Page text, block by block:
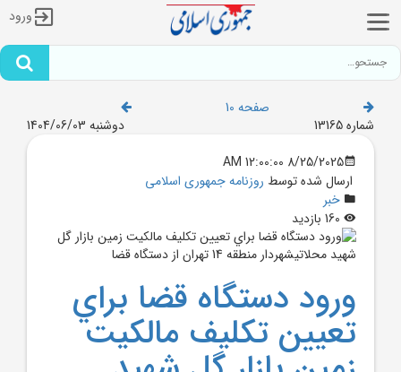
ورود
صفحه 10
شماره 13165
دوشنبه 1404/06/03
8/25/2025 12:00:00 AM
ارسال شده توسط روزنامه جمهوری اسلامی
خبر
ورود دستگاه قضا براي
تعيين تکليف مالکيت